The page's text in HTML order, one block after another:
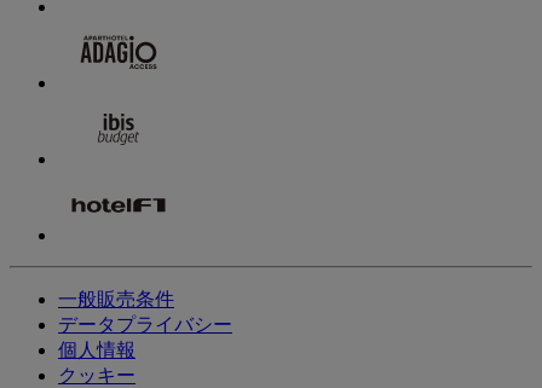
一般販売条件
データプライバシー
個人情報
クッキー